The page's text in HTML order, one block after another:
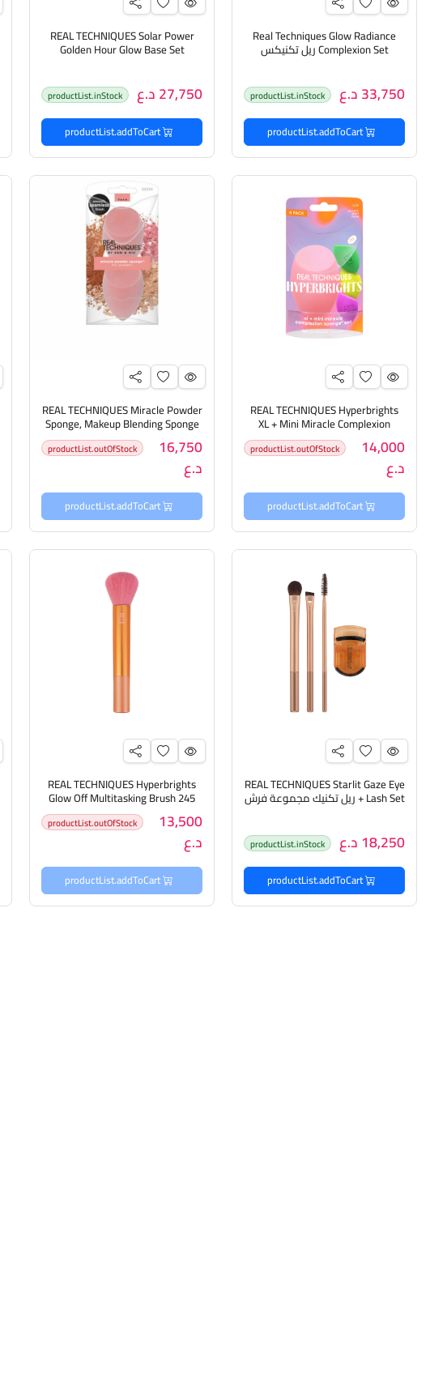
Real Techniques Glow Radiance
Complexion Set ريل تكنيكس
مجموعة جلو راديانس لبشرة مشرقة
33,750 د.ع productList.inStock
productList.addToCart
REAL TECHNIQUES Solar Power
Golden Hour Glow Base Set
27,750 د.ع productList.inStock
productList.addToCart
REAL TECHNIQUES Hyperbrights
XL + Mini Miracle Complexion
Sponge Set ريل تكنيك مجموعة
اسفنجات 14,000
د.ع
productList.outOfStock
productList.addToCart
REAL TECHNIQUES Miracle Powder
Sponge, Makeup Blending Sponge
ريل تكنيك أسفنجة لتوزيع الباودر
16,750
د.ع
productList.outOfStock
productList.addToCart
REAL TECHNIQUES Starlit Gaze Eye
+ Lash Set ريل تكنيك مجموعة فرش
18,250 د.ع productList.inStock
productList.addToCart
REAL TECHNIQUES Hyperbrights
Glow Off Multitasking Brush 245
ريل تكنيك فرشاة للبشرة13,500
د.ع
productList.outOfStock
productList.addToCart